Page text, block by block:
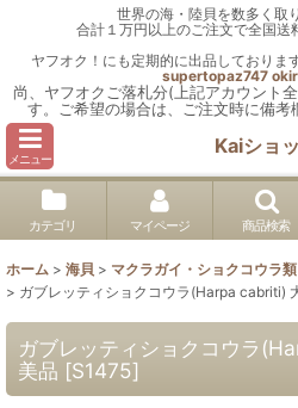
世界の海・陸貝を数多く取
合計１万円以上のご注文で全国送
ヤフオク！にも定期的に出品しておりま
supertopaz747
尚、ヤフオクご落札分(上記アカウント
す。ご希望の場合は、ご注文時に備考
メニュー
Kaiショ
カテゴリ マイページ 商品検索
ホーム > 海貝 > マクラガイ・ショクコウラ類
> ガブレッティショクコウラ(Harpa
ガブレッティショクコウラ
美品 [S1475]